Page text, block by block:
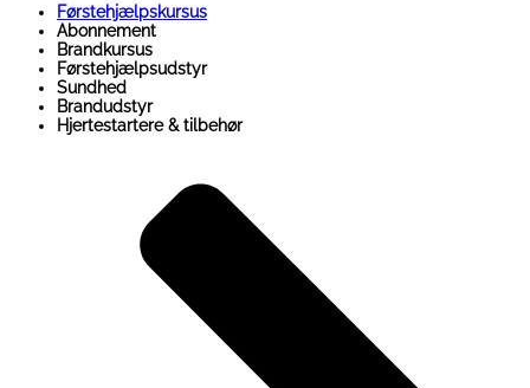
Førstehjælpskursus
Abonnement
Brandkursus
Førstehjælpsudstyr
Sundhed
Brandudstyr
Hjertestartere & tilbehør